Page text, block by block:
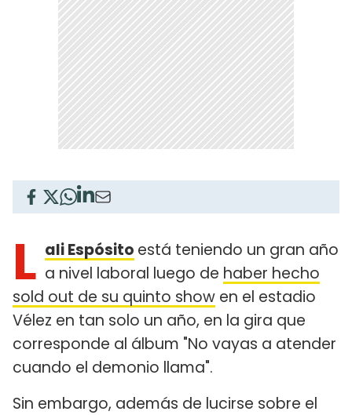
L ali Espósito está teniendo un gran año
a nivel laboral luego de haber hecho
sold out de su quinto show en el estadio
Vélez en tan solo un año, en la gira que
corresponde al álbum "No vayas a atender
cuando el demonio llama".
Sin embargo, además de lucirse sobre el